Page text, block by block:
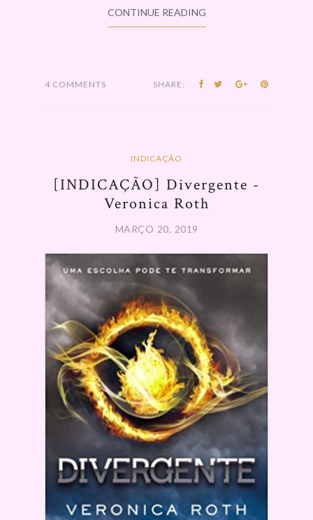
CONTINUE READING
4 COMMENTS SHARE:
INDICAÇÃO
[INDICAÇÃO] Divergente -
Veronica Roth
MARÇO 20, 2019